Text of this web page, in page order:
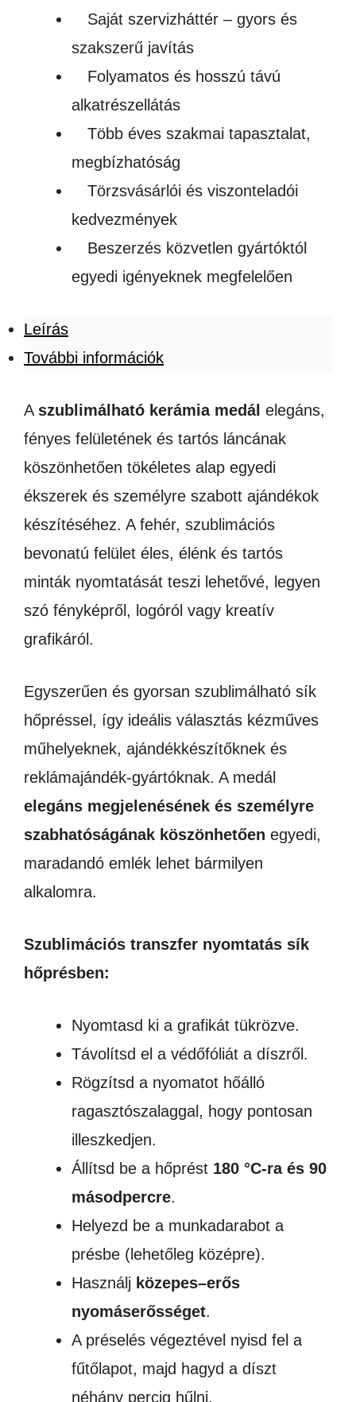
Saját szervizháttér – gyors és
szakszerű javítás
Folyamatos és hosszú távú
alkatrészellátás
Több éves szakmai tapasztalat,
megbízhatóság
Törzsvásárlói és viszonteladói
kedvezmények
Beszerzés közvetlen gyártóktól
egyedi igényeknek megfelelően
Leírás
További információk
A szublimálható kerámia medál elegáns,
fényes felületének és tartós láncának
köszönhetően tökéletes alap egyedi
ékszerek és személyre szabott ajándékok
készítéséhez. A fehér, szublimációs
bevonatú felület éles, élénk és tartós
minták nyomtatását teszi lehetővé, legyen
szó fényképről, logóról vagy kreatív
grafikáról.
Egyszerűen és gyorsan szublimálható sík
hőpréssel, így ideális választás kézműves
műhelyeknek, ajándékkészítőknek és
reklámajándék-gyártóknak. A medál
elegáns megjelenésének és személyre
szabhatóságának köszönhetően egyedi,
maradandó emlék lehet bármilyen
alkalomra.
Szublimációs transzfer nyomtatás sík
hőprésben:
Nyomtasd ki a grafikát tükrözve.
Távolítsd el a védőfóliát a díszről.
Rögzítsd a nyomatot hőálló
ragasztószalaggal, hogy pontosan
illeszkedjen.
Állítsd be a hőprést 180 °C-ra és 90
másodpercre.
Helyezd be a munkadarabot a
présbe (lehetőleg középre).
Használj közepes–erős
nyomáserősséget.
A préselés végeztével nyisd fel a
fűtőlapot, majd hagyd a díszt
néhány percig hűlni.